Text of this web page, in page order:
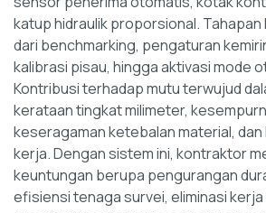
katup hidraulik proporsional. Tahapan
dari benchmarking, pengaturan
kalibrasi pisau, hingga aktivasi mode
Kontribusi terhadap mutu terwujud
kerataan tingkat milimeter,
keseragaman ketebalan material,
kerja. Dengan sistem ini, kontraktor
keuntungan berupa pengurangan
efisiensi tenaga survei, eliminasi